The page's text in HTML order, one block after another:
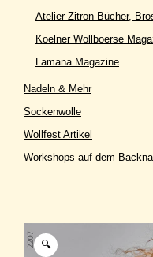
🔍
Atelier Zitron Bücher,
Koelner Wollboerse
Lamana Magazine
Nadeln & Mehr
Sockenwolle
Wollfest Artikel
Workshops auf dem